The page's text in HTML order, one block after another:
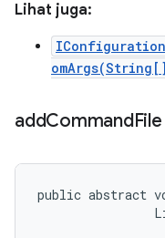
Lihat juga:
addCommandFile
public abstract